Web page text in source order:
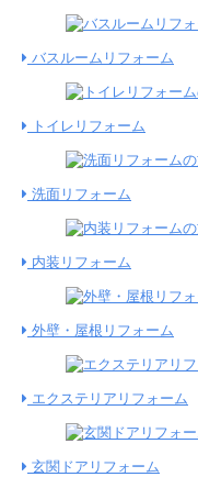
バスルームリフォーム
トイレリフォーム
洗面リフォーム
内装リフォーム
外壁・屋根リフォーム
エクステリアリフォーム
玄関ドアリフォーム